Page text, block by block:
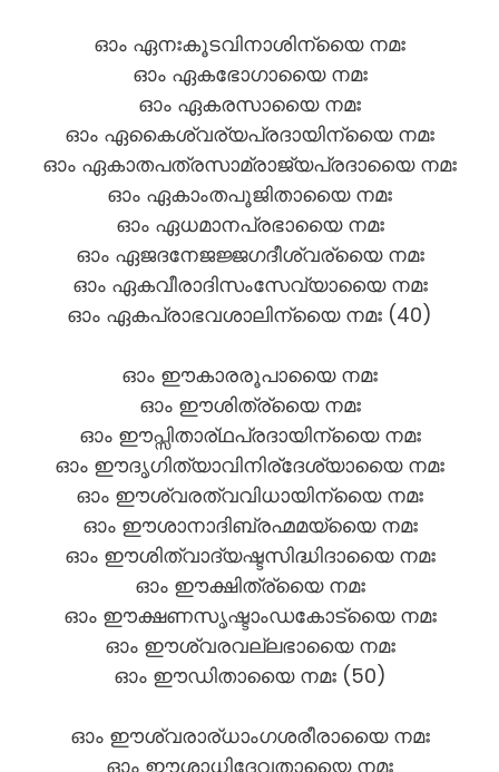
ഓം ഏനഃകൂടവിനാശിന്യൈ നമഃ
ഓം ഏകഭോഗായൈ നമഃ
ഓം ഏകരസായൈ നമഃ
ഓം ഏകൈശ്വര്യപ്രദായിന്യൈ നമഃ
ഓം ഏകാതപത്രസാമ്രാജ്യപ്രദായൈ നമഃ
ഓം ഏകാംതപൂജിതായൈ നമഃ
ഓം ഏധമാനപ്രഭായൈ നമഃ
ഓം ഏജദനേജജ്ജഗദീശ്വര്യൈ നമഃ
ഓം ഏകവീരാദിസംസേവ്യായൈ നമഃ
ഓം ഏകപ്രാഭവശാലിന്യൈ നമഃ (40)
ഓം ഈകാരരൂപായൈ നമഃ
ഓം ഈശിത്ര്യൈ നമഃ
ഓം ഈപ്സിതാര്ഥപ്രദായിന്യൈ നമഃ
ഓം ഈദൃഗിത്യാവിനിര്ദേശ്യായൈ നമഃ
ഓം ഈശ്വരത്വവിധായിന്യൈ നമഃ
ഓം ഈശാനാദിബ്രഹ്മമയ്യൈ നമഃ
ഓം ഈശിത്വാദ്യഷ്ടസിദ്ധിദായൈ നമഃ
ഓം ഈക്ഷിത്ര്യൈ നമഃ
ഓം ഈക്ഷണസൃഷ്ടാംഡകോട്യൈ നമഃ
ഓം ഈശ്വരവല്ലഭായൈ നമഃ
ഓം ഈഡിതായൈ നമഃ (50)
ഓം ഈശ്വരാര്ധാംഗശരീരായൈ നമഃ
ഓം ഈശാധിദേവതായൈ നമഃ